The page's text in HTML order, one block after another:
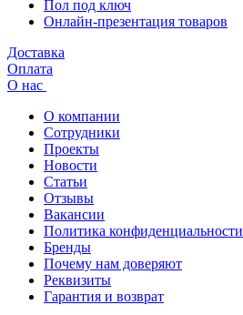
Пол под ключ
Онлайн-презентация товаров
Доставка
Оплата
О нас
О компании
Сотрудники
Проекты
Новости
Статьи
Отзывы
Вакансии
Политика конфиденциальности
Бренды
Почему нам доверяют
Реквизиты
Гарантия и возврат